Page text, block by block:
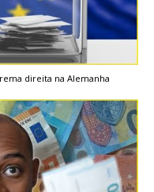
direita na Alemanha